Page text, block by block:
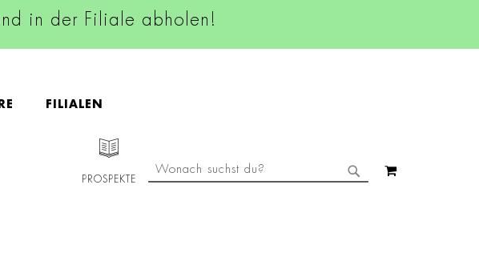
in der Filiale abholen!
FILIALEN
PROSPEKTE
SUCHE